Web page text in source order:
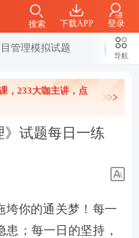
下载APP 登录
搜索
管理模拟试题
导航
，233大咖主讲，点
试题每日一练
垮你的通关梦！每一
；每一日的坚持，